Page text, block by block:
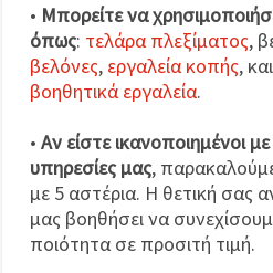
• Μπορείτε να
όπως: τελάρα πλεξίματος,
βελόνες, εργαλεία κοπής,
βοηθητικά εργαλεία.
• Αν είστε ικανοποιημένοι
υπηρεσίες μας,
με 5 αστέρια. Η θετική σας
μας βοηθήσει να
ποιότητα σε προσιτή τιμή.